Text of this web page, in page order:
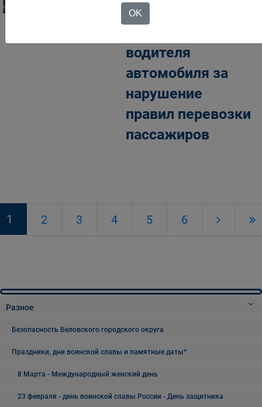
привлекли к
водителя
автомобиля за
нарушение
правил перевозки
пассажиров
1 2 3 4 5 6
Разное
Безопасность Беловского городского округа
Праздники, дни воинской славы и памятные даты*
8 Марта - Международный женский день
23 февраля - день воинской славы России - День защитника
OK